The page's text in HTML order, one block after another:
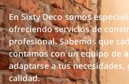
En Sixty Deco somos
ofreciendo servicios de
profesional. Sabemos que
contamos con un equipo de
adaptarse a tus
calidad.